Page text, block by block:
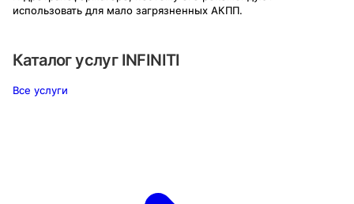
использовать для мало загрязненных АКПП.
Каталог услуг INFINITI
Все услуги